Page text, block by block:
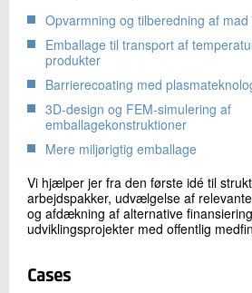
Opvarmning og tilberedning af
Emballage til transport af
produkter
Barrierecoating med
3D-design og FEM-simulering af
emballagekonstruktioner
Mere miljørigtig emballage
Vi hjælper jer fra den første idé til
arbejdspakker, udvælgelse af
og afdækning af alternative
udviklingsprojekter med offentlig
Cases